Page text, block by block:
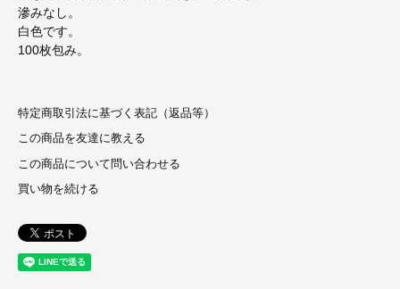
滲みなし。
白色です。
100枚包み。
特定商取引法に基づく表記（返品等）
この商品を友達に教える
この商品について問い合わせる
買い物を続ける